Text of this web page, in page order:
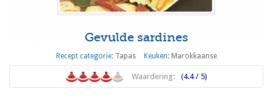
Gevulde sardines
Recept categorie: Tapas Keuken: Marokkaanse
Waardering: (4.4 / 5)